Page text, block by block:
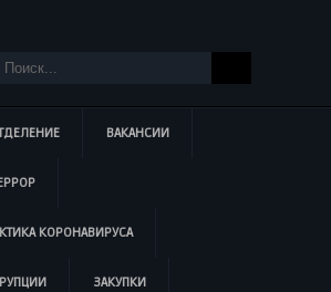
ВАКАНСИИ
КОРОНАВИРУСА
ЗАКУПКИ